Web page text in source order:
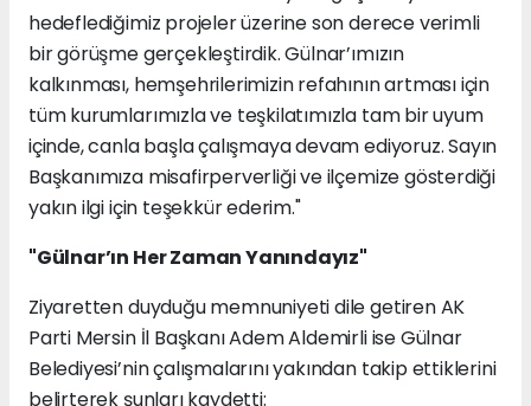
hedeflediğimiz projeler üzerine son derece verimli
bir görüşme gerçekleştirdik. Gülnar’ımızın
kalkınması, hemşehrilerimizin refahının artması için
tüm kurumlarımızla ve teşkilatımızla tam bir uyum
içinde, canla başla çalışmaya devam ediyoruz. Sayın
Başkanımıza misafirperverliği ve ilçemize gösterdiği
yakın ilgi için teşekkür ederim."
"Gülnar’ın Her Zaman Yanındayız"
Ziyaretten duyduğu memnuniyeti dile getiren AK
Parti Mersin İl Başkanı Adem Aldemirli ise Gülnar
Belediyesi’nin çalışmalarını yakından takip ettiklerini
belirterek şunları kaydetti: